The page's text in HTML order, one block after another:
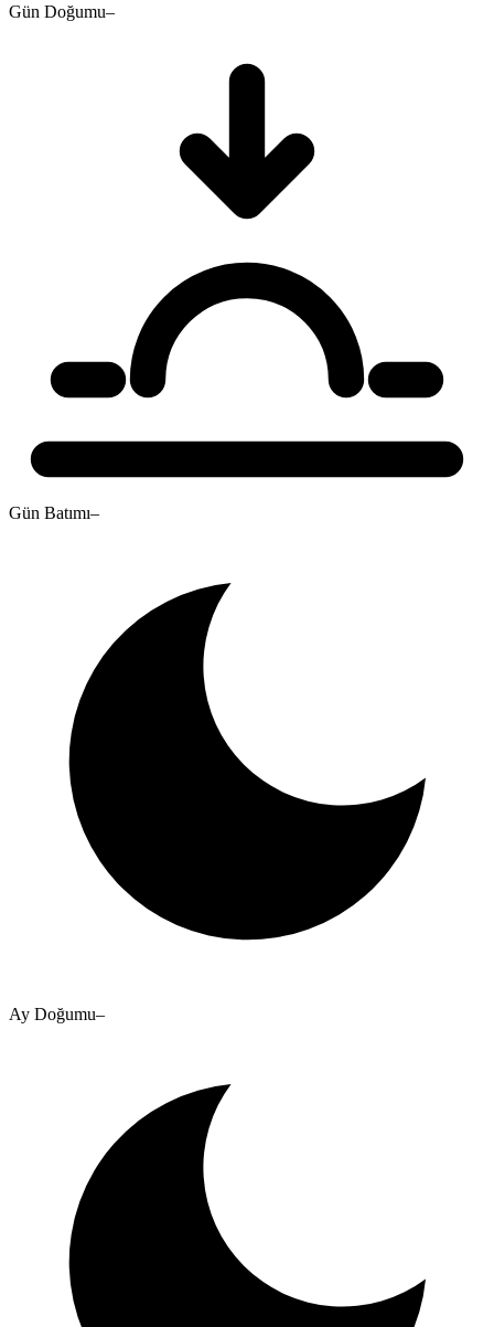
Gün Doğumu–
Gün Batımı–
Ay Doğumu–